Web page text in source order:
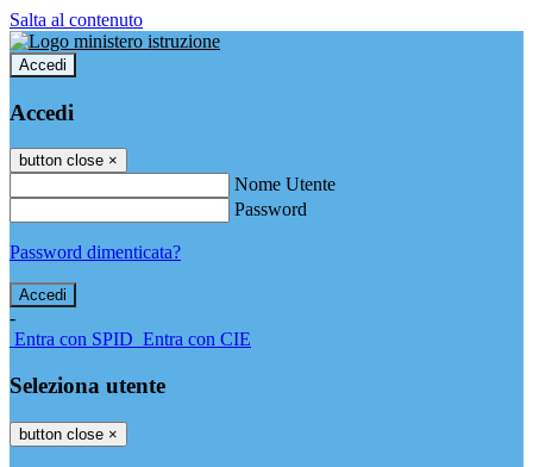
Salta al contenuto
Accedi
Accedi
button close ×
Nome Utente
Password
Password dimenticata?
-
Entra con SPID Entra con CIE
Seleziona utente
button close ×